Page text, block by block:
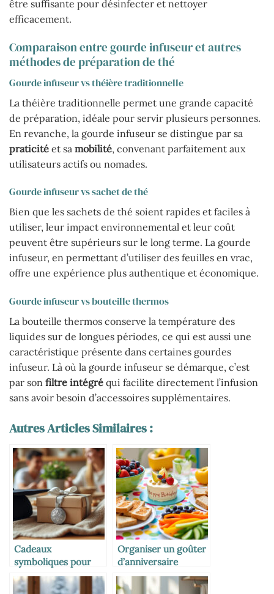
être suffisante pour désinfecter et nettoyer
efficacement.
Comparaison entre gourde infuseur et autres
méthodes de préparation de thé
Gourde infuseur vs théière traditionnelle
La théière traditionnelle permet une grande capacité
de préparation, idéale pour servir plusieurs personnes.
En revanche, la gourde infuseur se distingue par sa
praticité et sa mobilité, convenant parfaitement aux
utilisateurs actifs ou nomades.
Gourde infuseur vs sachet de thé
Bien que les sachets de thé soient rapides et faciles à
utiliser, leur impact environnemental et leur coût
peuvent être supérieurs sur le long terme. La gourde
infuseur, en permettant d’utiliser des feuilles en vrac,
offre une expérience plus authentique et économique.
Gourde infuseur vs bouteille thermos
La bouteille thermos conserve la température des
liquides sur de longues périodes, ce qui est aussi une
caractéristique présente dans certaines gourdes
infuseur. Là où la gourde infuseur se démarque, c’est
par son filtre intégré qui facilite directement l’infusion
sans avoir besoin d’accessoires supplémentaires.
Autres Articles Similaires :
Cadeaux
symboliques pour
marquer les grandes
étapes de vie
Organiser un goûter
d’anniversaire
équilibré